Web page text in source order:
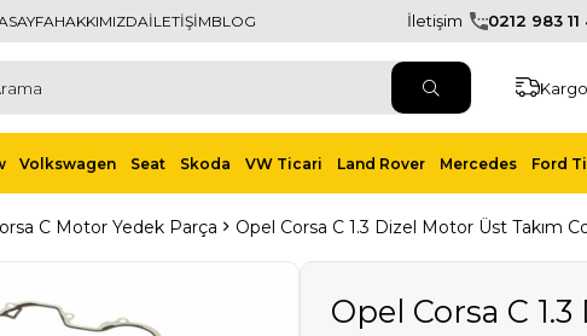
HAKKIMIZDAİLETİŞİMBLOG İletişim 0212 983 11
Volkswagen Seat Skoda VW Ticari Land Rover Mercedes Ford
C Motor Yedek Parça Opel Corsa C 1.3 Dizel Motor Üst Takım
Opel Corsa C